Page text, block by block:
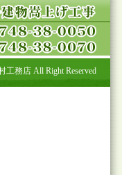
務店 All Right Reserved